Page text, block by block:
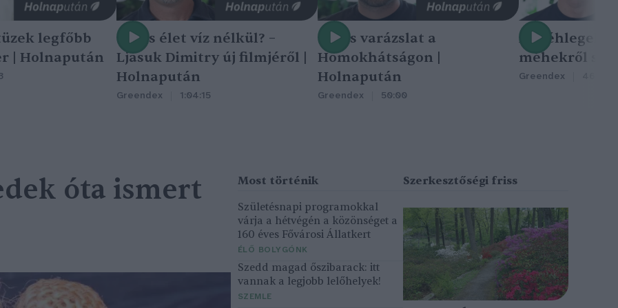
legfőbb
| Holnapután
Nincs élet víz nélkül? –
Ljasuk Dimitry új filmjéről |
Holnapután
Greendex 1:04:15
Nincs varázslat a
Homokhátságon |
Holnapután
Greendex 50:00
A méhlegelő
méhekről
Greendex
óta ismert
Születésnapi programokkal
várja a hétvégén a közönséget a
160 éves Fővárosi Állatkert
ÉLŐ BOLYGÓNK
Szedd magad őszibarack: itt
vannak a legjobb lelőhelyek!
SZEMLE